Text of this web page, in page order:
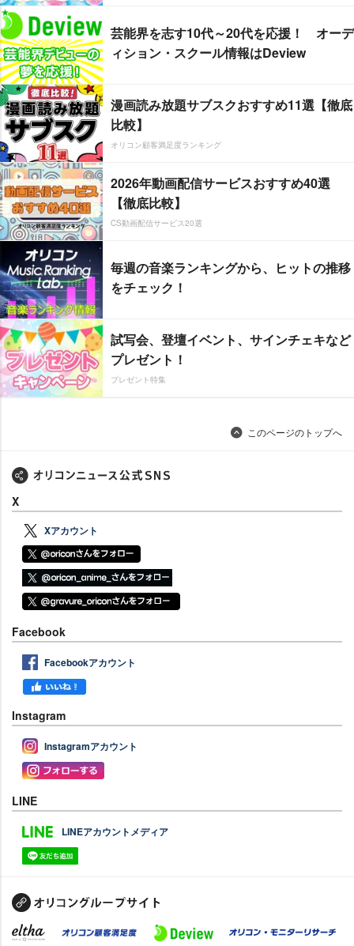
芸能界を志す10代～20代を応援！ オーデ
ィション・スクール情報はDeview
漫画読み放題サブスクおすすめ11選【徹底
比較】
オリコン顧客満足度ランキング
2026年動画配信サービスおすすめ40選
【徹底比較】
CS動画配信サービス20選
毎週の音楽ランキングから、ヒットの推移
をチェック！
試写会、登壇イベント、サインチェキなど
プレゼント！
プレゼント特集
このページのトップへ
X
Xアカウント
Facebook
Facebookアカウント
Instagram
Instagramアカウント
LINE
LINEアカウントメディア